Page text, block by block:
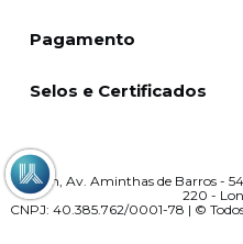
Pagamento
Selos e Certificados
Inoxlon, Av. Aminthas de Barros -
220 -
CNPJ: 40.385.762/0001-78 | ©